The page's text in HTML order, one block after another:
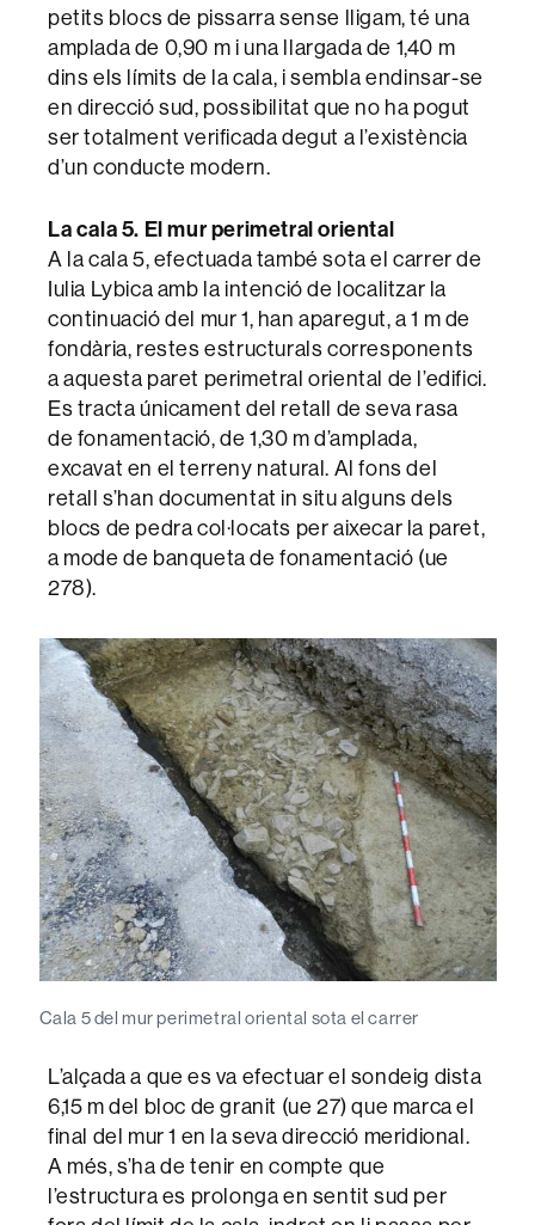
petits blocs de pissarra sense lligam, té una
amplada de 0,90 m i una llargada de 1,40 m
dins els límits de la cala, i sembla endinsar-se
en direcció sud, possibilitat que no ha pogut
ser totalment verificada degut a l’existència
d’un conducte modern.
La cala 5. El mur perimetral oriental
A la cala 5, efectuada també sota el carrer de
Iulia Lybica amb la intenció de localitzar la
continuació del mur 1, han aparegut, a 1 m de
fondària, restes estructurals corresponents
a aquesta paret perimetral oriental de l’edifici.
Es tracta únicament del retall de seva rasa
de fonamentació, de 1,30 m d’amplada,
excavat en el terreny natural. Al fons del
retall s’han documentat in situ alguns dels
blocs de pedra col·locats per aixecar la paret,
a mode de banqueta de fonamentació (ue
278).
Cala 5 del mur perimetral oriental sota el carrer
L’alçada a que es va efectuar el sondeig dista
6,15 m del bloc de granit (ue 27) que marca el
final del mur 1 en la seva direcció meridional.
A més, s’ha de tenir en compte que
l’estructura es prolonga en sentit sud per